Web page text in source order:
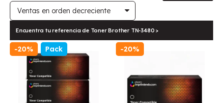
Encuentra tu referencia de Toner Brother TN-3480 >
-20% Pack -20%